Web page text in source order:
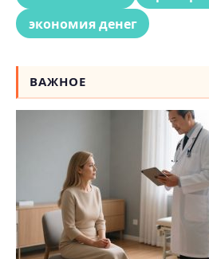
экономия денег
ВАЖНОЕ